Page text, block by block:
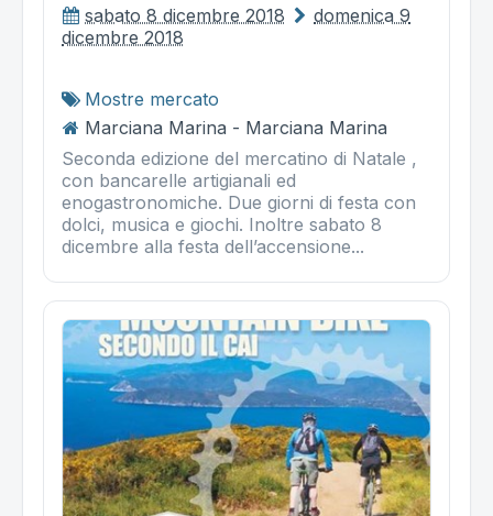
sabato 8 dicembre 2018
domenica 9
dicembre 2018
Mostre mercato
Marciana Marina - Marciana Marina
Seconda edizione del mercatino di Natale ,
con bancarelle artigianali ed
enogastronomiche. Due giorni di festa con
dolci, musica e giochi. Inoltre sabato 8
dicembre alla festa dell’accensione...